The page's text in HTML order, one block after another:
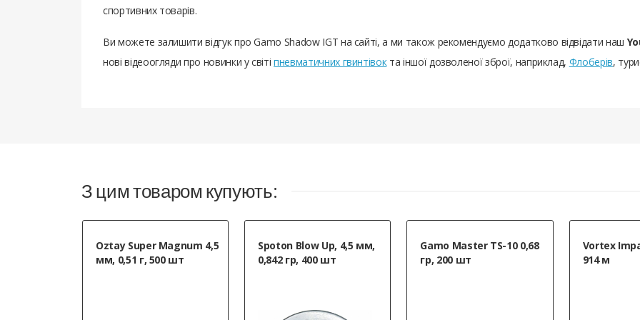
спортивних товарів.
Ви можете залишити відгук про Gamo Shadow IGT на сайті, а ми також рекомендуємо додатково відвідати наш
нові відеоогляди про новинки у світіпневматичних гвинтівокта іншої дозволеної зброї, наприклад, Флоберів,
З цим товаром купують:
Oztay Super Magnum 4,5
мм, 0,51 г, 500 шт
Spoton Blow Up, 4,5 мм,
0,842 гр, 400 шт
Gamo Master TS-10 0,68
гр, 200 шт
Vortex
914 м